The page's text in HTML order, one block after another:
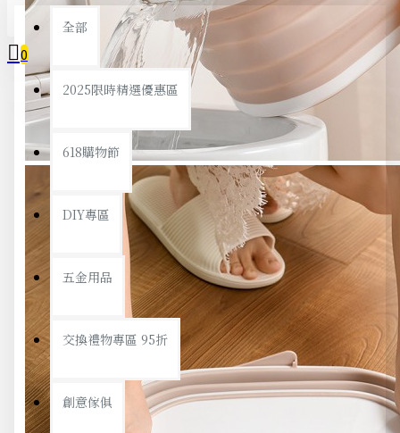
全部
2025限時精選優惠區
618購物節
DIY專區
五金用品
交換禮物專區 95折
創意傢俱
0
您的購物車內沒有商品！